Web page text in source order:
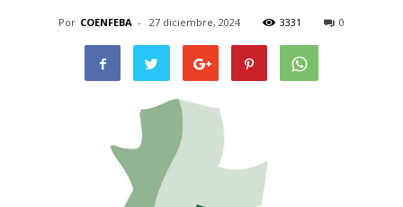
Por COENFEBA - 27 diciembre, 2024 3331 0